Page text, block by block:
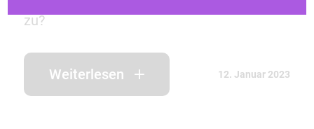
zu?
Weiterlesen 12. Januar 2023